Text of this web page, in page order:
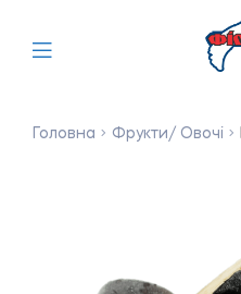
Головна Фрукти/ Овочі